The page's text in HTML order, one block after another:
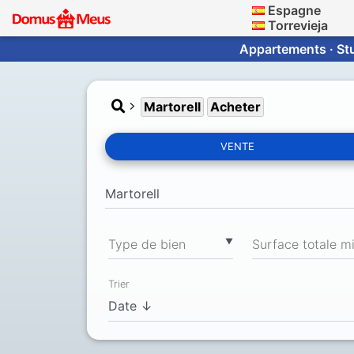
Espagne
Torrevieja
Appartements ·
Martorell Acheter
VENTE
▼
Type de bien
Trier